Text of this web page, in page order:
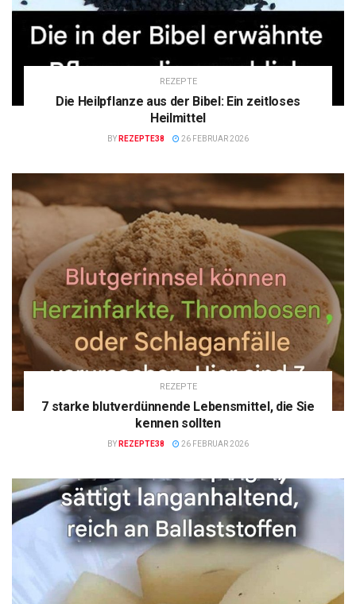
REZEPTE
Die Heilpflanze aus der Bibel: Ein zeitloses
Heilmittel
BY REZEPTE38 26 FEBRUAR 2026
REZEPTE
7 starke blutverdünnende Lebensmittel, die Sie
kennen sollten
BY REZEPTE38 26 FEBRUAR 2026